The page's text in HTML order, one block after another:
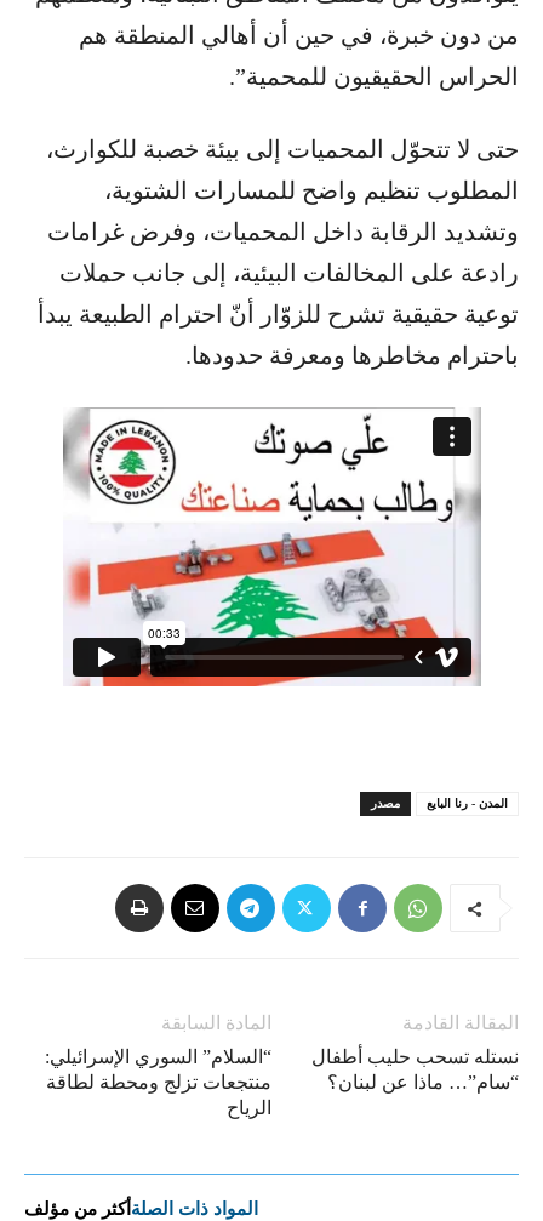
من دون خبرة، في حين أن أهالي المنطقة هم
الحراس الحقيقيون للمحمية”.
حتى لا تتحوّل المحميات إلى بيئة خصبة للكوارث،
المطلوب تنظيم واضح للمسارات الشتوية،
وتشديد الرقابة داخل المحميات، وفرض غرامات
رادعة على المخالفات البيئية، إلى جانب حملات
توعية حقيقية تشرح للزوّار أنّ احترام الطبيعة يبدأ
باحترام مخاطرها ومعرفة حدودها.
مصدر المدن - رنا البايع
المادة السابقة
“السلام” السوري الإسرائيلي:
منتجعات تزلج ومحطة لطاقة
الرياح
المقالة القادمة
نستله تسحب حليب أطفال
“سام”… ماذا عن لبنان؟
المواد ذات الصلة أكثر من مؤلف